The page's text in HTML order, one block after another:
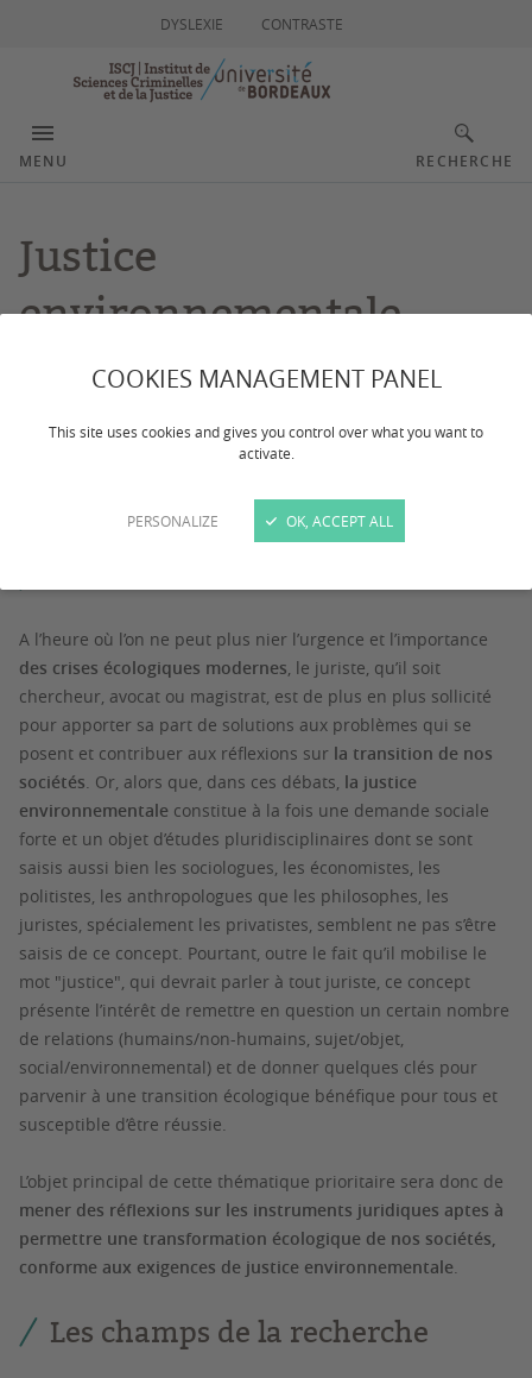
COOKIES MANAGEMENT PANEL
This site uses cookies and gives you control over what you want to
activate.
PERSONALIZE OK, ACCEPT ALL
DYSLEXIE CONTRASTE
MENU RECHERCHE
Justice
environnementale
A l’heure où l’on ne peut plus nier l’urgence et l’importance
des crises écologiques modernes, le juriste, qu’il soit
chercheur, avocat ou magistrat, est de plus en plus sollicité
pour apporter sa part de solutions aux problèmes qui se
posent et contribuer aux réflexions sur la transition de nos
sociétés. Or, alors que, dans ces débats, la justice
environnementale constitue à la fois une demande sociale
forte et un objet d’études pluridisciplinaires dont se sont
saisis aussi bien les sociologues, les économistes, les
politistes, les anthropologues que les philosophes, les
juristes, spécialement les privatistes, semblent ne pas s’être
saisis de ce concept. Pourtant, outre le fait qu’il mobilise le
mot "justice", qui devrait parler à tout juriste, ce concept
présente l’intérêt de remettre en question un certain nombre
de relations (humains/non-humains, sujet/objet,
social/environnemental) et de donner quelques clés pour
parvenir à une transition écologique bénéfique pour tous et
susceptible d’être réussie.
L’objet principal de cette thématique prioritaire sera donc de
mener des réflexions sur les instruments juridiques aptes à
permettre une transformation écologique de nos sociétés,
conforme aux exigences de justice environnementale.
Les champs de la recherche